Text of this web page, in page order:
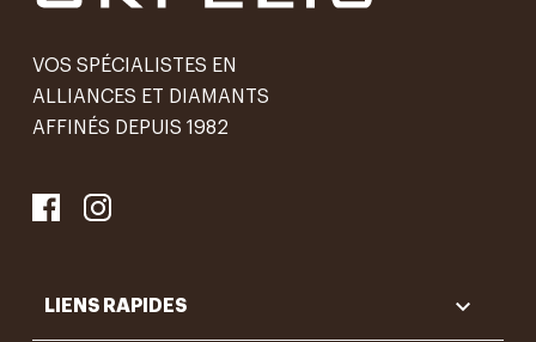
VOS SPÉCIALISTES EN
ALLIANCES ET DIAMANTS
AFFINÉS DEPUIS 1982
LIENS RAPIDES 